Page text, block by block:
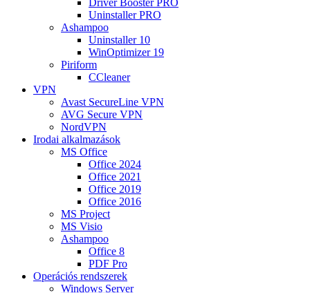
Driver Booster PRO
Uninstaller PRO
Ashampoo
Uninstaller 10
WinOptimizer 19
Piriform
CCleaner
VPN
Avast SecureLine VPN
AVG Secure VPN
NordVPN
Irodai alkalmazások
MS Office
Office 2024
Office 2021
Office 2019
Office 2016
MS Project
MS Visio
Ashampoo
Office 8
PDF Pro
Operációs rendszerek
Windows Server